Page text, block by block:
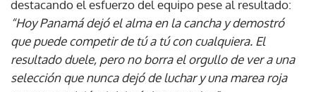
destacando el esfuerzo del equipo pese al resultado:
“Hoy Panamá dejó el alma en la cancha y demostró
que puede competir de tú a tú con cualquiera. El
resultado duele, pero no borra el orgullo de ver a una
selección que nunca dejó de luchar y una marea roja